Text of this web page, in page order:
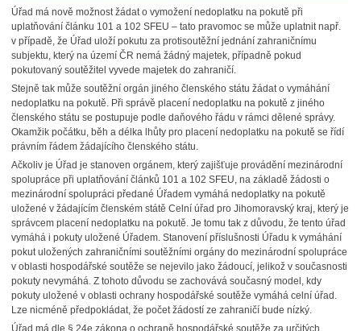
Úřad má nově možnost žádat o vymožení nedoplatku na pokutě při
uplatňování článku 101 a 102 SFEU – tato pravomoc se může uplatnit např.
v případě, že Úřad uloží pokutu za protisoutěžní jednání zahraničnímu
subjektu, který na území ČR nemá žádný majetek, případně pokud
pokutovaný soutěžitel vyvede majetek do zahraničí.
Stejně tak může soutěžní orgán jiného členského státu žádat o vymáhání
nedoplatku na pokutě. Při správě placení nedoplatku na pokutě z jiného
členského státu se postupuje podle daňového řádu v rámci dělené správy.
Okamžik počátku, běh a délka lhůty pro placení nedoplatku na pokutě se řídí
právním řádem žádajícího členského státu.
Ačkoliv je Úřad je stanoven orgánem, který zajišťuje provádění mezinárodní
spolupráce při uplatňování článků 101 a 102 SFEU, na základě žádosti o
mezinárodní spolupráci předané Úřadem vymáhá nedoplatky na pokutě
uložené v žádajícím členském státě Celní úřad pro Jihomoravský kraj, který je
správcem placení nedoplatku na pokutě. Je tomu tak z důvodu, že tento úřad
vymáhá i pokuty uložené Úřadem. Stanovení příslušnosti Úřadu k vymáhání
pokut uložených zahraničními soutěžními orgány do mezinárodní spolupráce
v oblasti hospodářské soutěže se nejevilo jako žádoucí, jelikož v současnosti
pokuty nevymáhá. Z tohoto důvodu se zachovává současný model, kdy
pokuty uložené v oblasti ochrany hospodářské soutěže vymáhá celní úřad.
Lze nicméně předpokládat, že počet žádostí ze zahraničí bude nízký.
Úřad má dle § 24e zákona o ochraně hospodářské soutěže za určitých